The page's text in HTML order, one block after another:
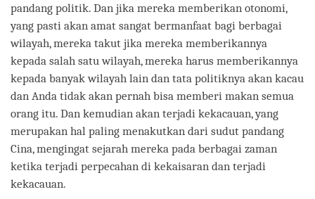
pandang politik. Dan jika mereka memberikan otonomi,
yang pasti akan amat sangat bermanfaat bagi berbagai
wilayah, mereka takut jika mereka memberikannya
kepada salah satu wilayah, mereka harus memberikannya
kepada banyak wilayah lain dan tata politiknya akan kacau
dan Anda tidak akan pernah bisa memberi makan semua
orang itu. Dan kemudian akan terjadi kekacauan, yang
merupakan hal paling menakutkan dari sudut pandang
Cina, mengingat sejarah mereka pada berbagai zaman
ketika terjadi perpecahan di kekaisaran dan terjadi
kekacauan.